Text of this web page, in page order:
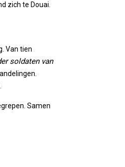
zich te Douai.
Van tien
soldaten van
Samen